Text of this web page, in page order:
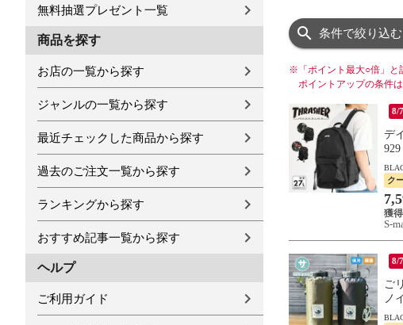
無料抽選プレゼント一覧
商品を探す
お店の一覧から探す
ジャンルの一覧から探す
最近チェックした商品から探す
過去のご注文一覧から探す
ランキングから探す
おすすめ記事一覧から探す
ヘルプ
ご利用ガイド
条件で絞り込む
※ 「ポイント最大○倍」
ポイントアップの条件
8/
デ
929
ク
S-
8/
ご
ノ